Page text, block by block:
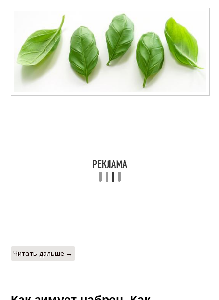
Читать дальше →